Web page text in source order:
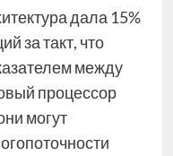
дала 15%
за такт, что
между
процессор
могут